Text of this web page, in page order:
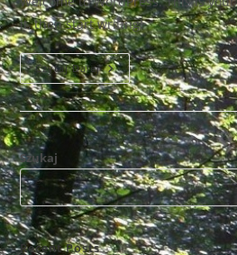
it, then start writing!
Czytaj DalejHello
World!
Szukaj
Recent Posts